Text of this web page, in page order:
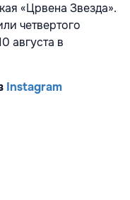
«Црвена Звезда».
четвертого
августа в
Instagram